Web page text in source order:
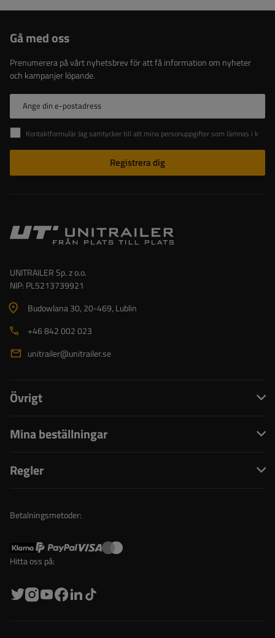
Gå med oss
Prenumerera på vårt nyhetsbrev för att få information om nyheter
och kampanjer löpande.
Ange din e-postadress
Kontaktformulär Jag samtycker till att mina personuppgifter som lämnas i kontaktformuläret behandlas i enlighet med Europaparlamentets och rådets förordning (EU).
Registrera dig
UNITRAILER Sp. z o.o.
NIP: PL5213739921
Budowlana 30, 20-469, Lublin
+46 842 002 023
unitrailer@unitrailer.se
Övrigt
Mina beställningar
Regler
Betalningsmetoder:
Hitta oss på: